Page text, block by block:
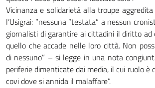
Vicinanza e solidarietà alla troupe
l’Usigrai: ”nessuna “testata” a nessun
giornalisti di garantire ai cittadini il diritto ad
quello che accade nelle loro città. Non
di nessuno” – si legge in una nota
periferie dimenticate dai media, il cui ruolo è
covi dove si annida il malaffare”.